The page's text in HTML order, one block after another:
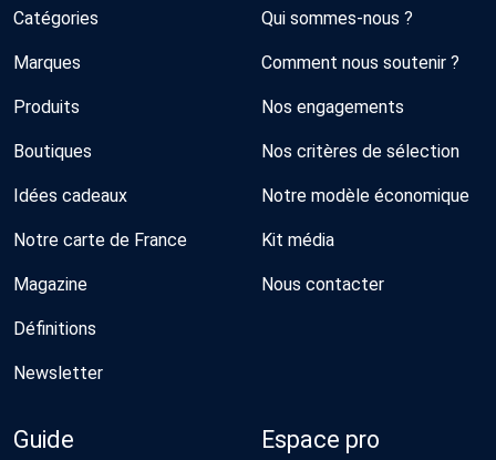
Catégories
Marques
Produits
Boutiques
Idées cadeaux
Notre carte de France
Magazine
Définitions
Newsletter
Qui sommes-nous ?
Comment nous soutenir ?
Nos engagements
Nos critères de sélection
Notre modèle économique
Kit média
Nous contacter
Guide Espace pro